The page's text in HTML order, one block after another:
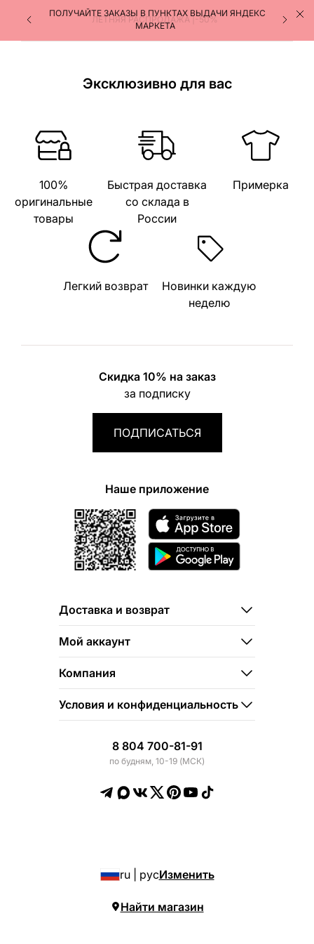
ЛЕТНЯЯ РАСПРОДАЖА |-50%
ПОЛУЧАЙТЕ ЗАКАЗЫ В ПУНКТАХ ВЫДАЧИ ЯНДЕКС
МАРКЕТА
Эксклюзивно для вас
100%
оригинальные
товары
Быстрая доставка
со склада в
России
Примерка
Легкий возврат
Новинки каждую
неделю
Скидка 10% на заказ
за подписку
ПОДПИСАТЬСЯ
Наше приложение
Доставка и возврат
Мой аккаунт
Компания
Условия и конфиденциальность
8 804 700-81-91
по будням, 10-19 (МСК)
ru | русИзменить
Найти магазин